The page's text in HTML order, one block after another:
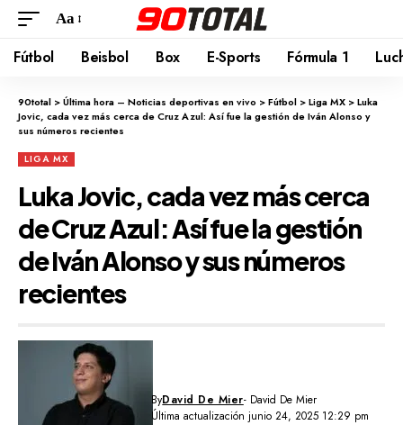
Aa
Fútbol Beisbol Box E-Sports Fórmula 1
90total >Última hora – Noticias deportivas en vivo >Fútbol >Liga MX >Luka
Jovic, cada vez más cerca de Cruz Azul: Así fue la gestión de Iván Alonso y
sus números recientes
LIGA MX
Luka Jovic, cada vez más cerca
de Cruz Azul: Así fue la gestión
de Iván Alonso y sus números
recientes
Última actualización junio 24, 2025 12:29 pm
ByDavid De Mier- David De Mier